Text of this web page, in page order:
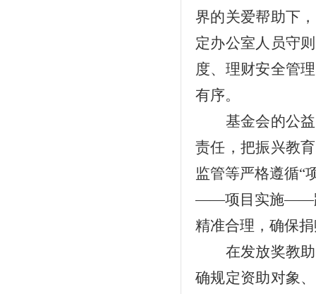
界的关爱帮助下
定办公室人员守
度、理财安全管
有序。
基金会的公
责任，把振兴教
监管等严格遵循
——项目实施——
精准合理，确保
在发放奖教
确规定资助对象